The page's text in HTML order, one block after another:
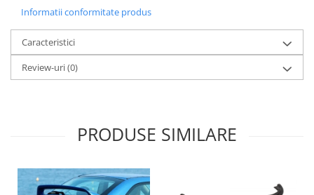
Informatii conformitate produs
Caracteristici
Review-uri(0)
PRODUSE SIMILARE